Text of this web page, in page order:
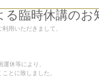
る臨時休講のお
用いただきまして、
休等により、
とに致しました。